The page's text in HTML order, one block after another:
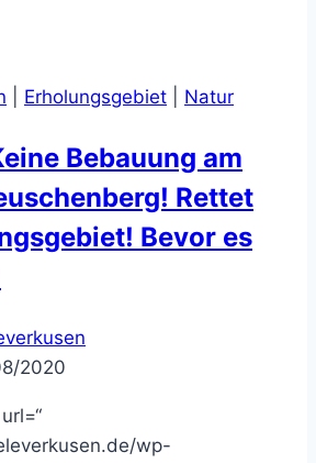
Erholungsgebiet Natur
Bebauung am
Rettet
Bevor es
2020
wp-